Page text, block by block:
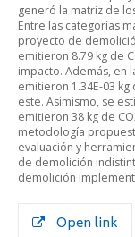
generó la matriz de
Entre las categorías
proyecto de
emitieron 8.79 kg de
impacto. Además, en
emitieron 1.34E-03
este. Asimismo, se
emitieron 38 kg de
metodología
evaluación y
de demolición
demolición
Open link